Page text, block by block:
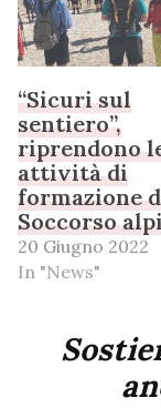
“Sicuri sul
sentiero”,
riprendono
attività di
formazione
Soccorso
20 Giugno 2022
In "News"